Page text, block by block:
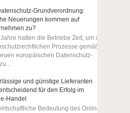
Grundverordnung:
Neuerungen kommen auf
zu?
hatten die Betriebe Zeit, um die
Prozesse gemäß
europäischen Datenschutz-
und günstige Lieferanten
für den Erfolg im
Handel
Bedeutung des Online-